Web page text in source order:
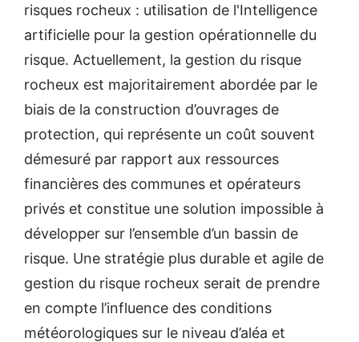
risques rocheux : utilisation de l'Intelligence
artificielle pour la gestion opérationnelle du
risque. Actuellement, la gestion du risque
rocheux est majoritairement abordée par le
biais de la construction d’ouvrages de
protection, qui représente un coût souvent
démesuré par rapport aux ressources
financières des communes et opérateurs
privés et constitue une solution impossible à
développer sur l’ensemble d’un bassin de
risque. Une stratégie plus durable et agile de
gestion du risque rocheux serait de prendre
en compte l’influence des conditions
météorologiques sur le niveau d’aléa et